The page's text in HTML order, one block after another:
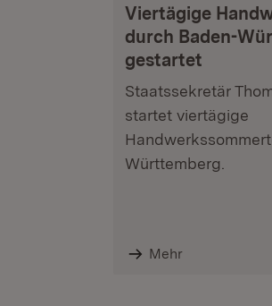
Viertägige
durch Baden-
gestartet
Staatssekretär
startet viertägige
Württemberg.
Mehr